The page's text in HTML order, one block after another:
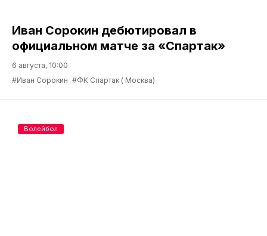
Иван Сорокин дебютировал в
официальном матче за «Спартак»
6 августа, 10:00
#Иван Сорокин #ФК Спартак ( Москва)
Волейбол